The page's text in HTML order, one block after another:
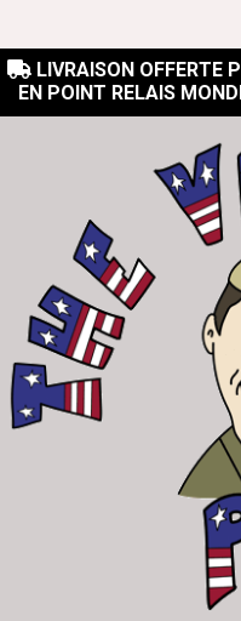
 LIVRAISON OFFERTE
EN POINT RELAIS